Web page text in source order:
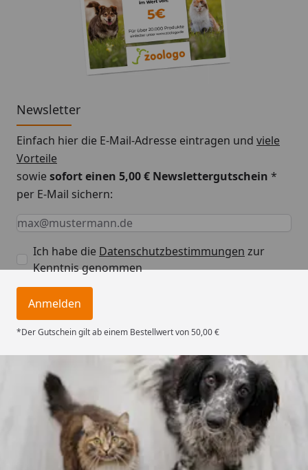
Newsletter
Einfach hier die E-Mail-Adresse eintragen und viele
Vorteile
sowiesofort einen 5,00 € Newslettergutschein *
per E-Mail sichern:
Keine Eingabe erforderlich
Eingabe erforderlich
E-Mail *
Ich habe die Datenschutzbestimmungen zur
Kenntnis genommen
Anmelden
*Der Gutschein gilt ab einem Bestellwert von 50,00 €
Trusted Shops
4,73/ 5